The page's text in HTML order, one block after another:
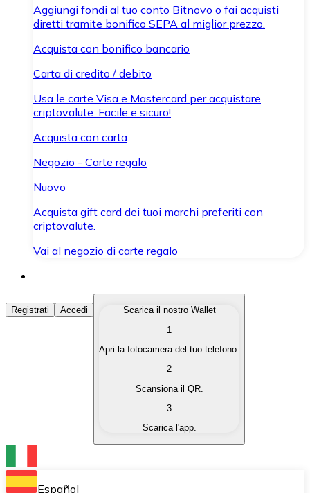
Aggiungi fondi al tuo conto Bitnovo o fai acquisti
diretti tramite bonifico SEPA al miglior prezzo.
Acquista con bonifico bancario
Carta di credito / debito
Usa le carte Visa e Mastercard per acquistare
criptovalute. Facile e sicuro!
Acquista con carta
Negozio - Carte regalo
Nuovo
Acquista gift card dei tuoi marchi preferiti con
criptovalute.
Vai al negozio di carte regalo
Acquista Criptovalute
Acquista le criptovalute che ti interessano in modo
Converti le tue criptovalute in valuta fiat quando ne
Scambia una criptovaluta con un'altra
Conserva le tue cripto in un Wallet self-custodial.
Registrati Accedi
Scarica il nostro Wallet
1
Apri la fotocamera del tuo telefono.
2
Scansiona il QR.
3
Scarica l'app.
Español